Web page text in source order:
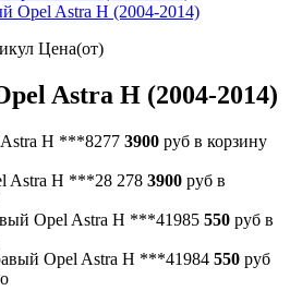
Цена(от)
Astra H (2004-2014)
H ***8277 3900 руб в корзину
Astra H ***28 278 3900 руб в
Opel Astra H ***41985 550 руб в
Opel Astra H ***41984 550 руб